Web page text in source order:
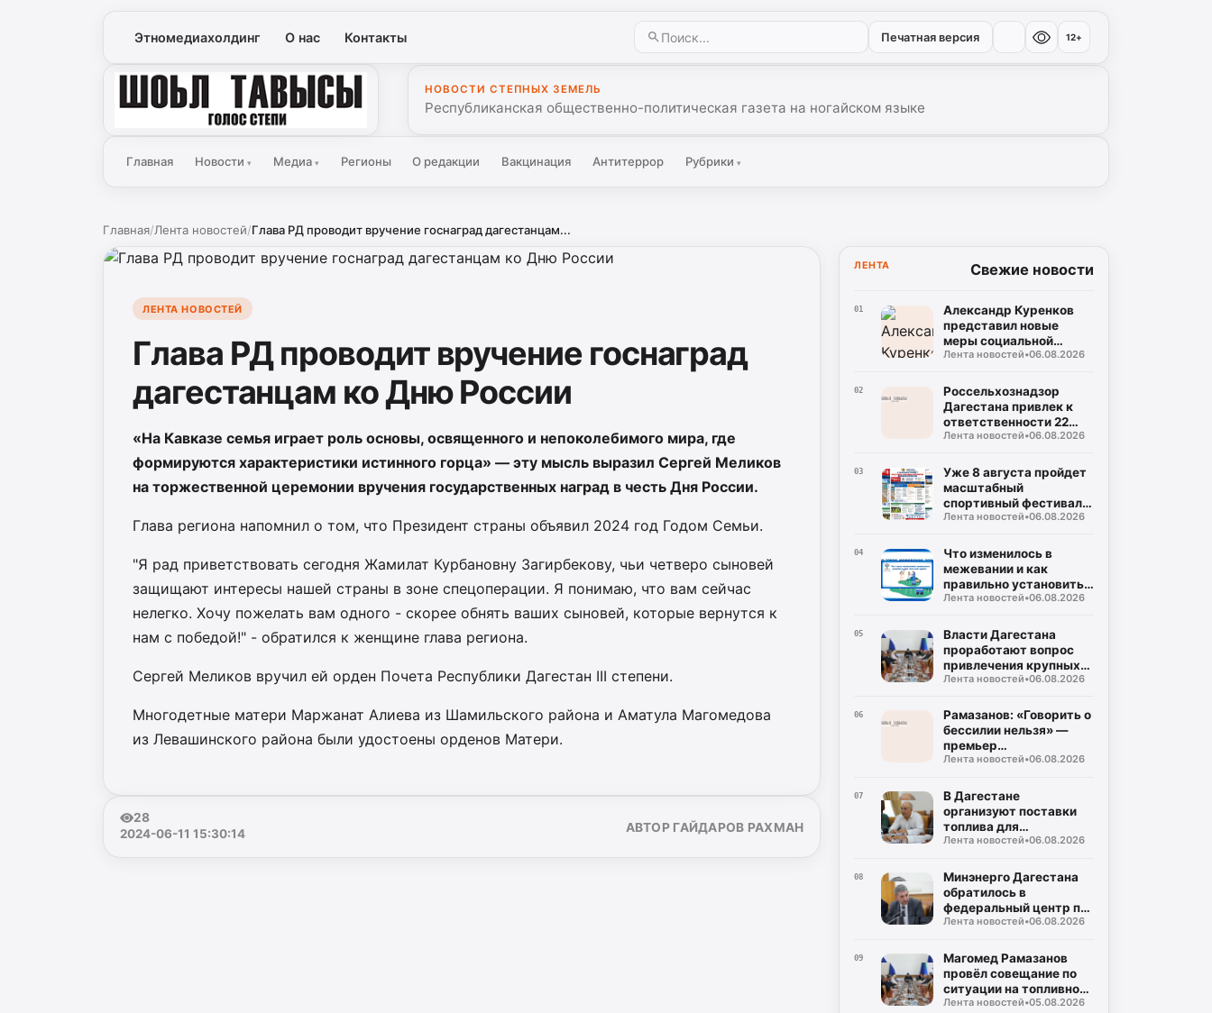
Этномедиахолдинг О нас Контакты Печатная версия 12+
Голос Степи
НОВОСТИ СТЕПНЫХ ЗЕМЕЛЬ
Республиканская общественно-политическая газета на ногайском языке
Главная Новости▾ Медиа ▾ Регионы О редакции Вакцинация Антитеррор Рубрики ▾
Главная/Лента новостей/Глава РД проводит вручение госнаград дагестанцам...
ЛЕНТА НОВОСТЕЙ
Глава РД проводит вручение госнаград
дагестанцам ко Дню России
«На Кавказе семья играет роль основы, освященного и непоколебимого мира, где
формируются характеристики истинного горца» — эту мысль выразил Сергей Меликов
на торжественной церемонии вручения государственных наград в честь Дня России.
Глава региона напомнил о том, что Президент страны объявил 2024 год Годом Семьи.
"Я рад приветствовать сегодня Жамилат Курбановну Загирбекову, чьи четверо сыновей
защищают интересы нашей страны в зоне спецоперации. Я понимаю, что вам сейчас
нелегко. Хочу пожелать вам одного - скорее обнять ваших сыновей, которые вернутся к
нам с победой!" - обратился к женщине глава региона.
Сергей Меликов вручил ей орден Почета Республики Дагестан III степени.
Многодетные матери Маржанат Алиева из Шамильского района и Аматула Магомедова
из Левашинского района были удостоены орденов Матери.
28
2024-06-11 15:30:14
АВТОР ГАЙДАРОВ РАХМАН
ЛЕНТА Свежие новости
01
Александр Куренков
представил новые
меры социальной
поддержки граждан,
Лента новостей•06.08.2026
02
Россельхознадзор
Дагестана привлек к
ответственности 22
владельцев общепита
Лента новостей•06.08.2026
03
Уже 8 августа пройдет
масштабный
спортивный фестиваль
"Единство в спорте"
Лента новостей•06.08.2026
04
Что изменилось в
межевании и как
правильно установить
границы земельных
Лента новостей•06.08.2026
05
Власти Дагестана
проработают вопрос
привлечения крупных
нефтяных компаний в
Лента новостей•06.08.2026
06
Рамазанов: «Говорить о
бессилии нельзя» —
премьер
раскритиковал работу
топливо
Лента новостей•06.08.2026
07
В Дагестане
организуют поставки
топлива для
сельхозпроизводителей
Лента новостей•06.08.2026
08
Минэнерго Дагестана
обратилось в
федеральный центр по
вопросу отгрузок
Лента новостей•06.08.2026
09
Магомед Рамазанов
провёл совещание по
ситуации на топливном
рынке
Лента новостей•05.08.2026